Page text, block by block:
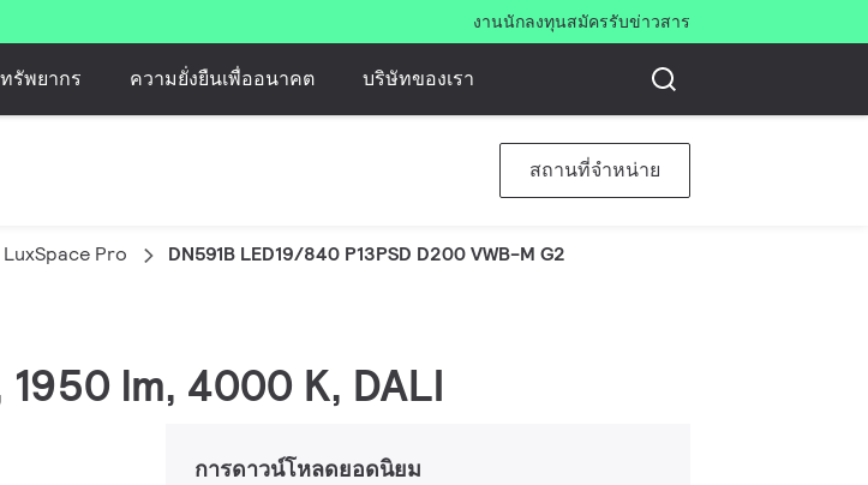
งานนักลงทุนสมัครรับข่าวสาร
ทรัพยากร ความยั่งยืนเพื่ออนาคต บริษัทของเรา
สถานที่จำหน่าย
LuxSpace Pro DN591B LED19/840 P13PSD D200 VWB-M G2
lm, 4000 K, DALI
การดาวน์โหลดยอดนิยม